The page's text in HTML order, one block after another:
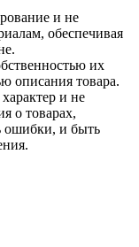
и не
обеспечивая
их
описания товара.
и не
о товарах,
ошибки, и быть